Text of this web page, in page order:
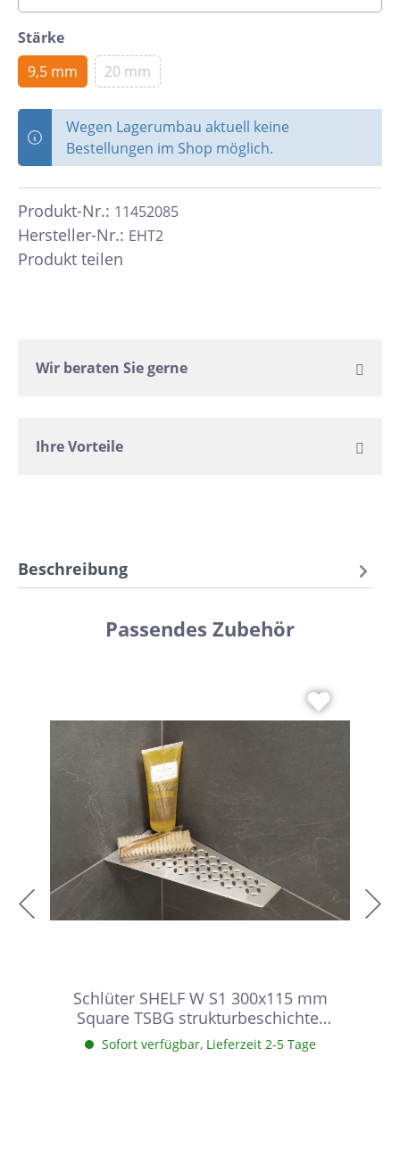
Stärke
9,5 mm
20 mm
Wegen Lagerumbau aktuell keine
Bestellungen im Shop möglich.
Hersteller-Nr.: EHT2
Produkt-Nr.: 11452085
Produkt teilen
Wir beraten Sie gerne
Ihre Vorteile
Beschreibung
Passendes Zubehör
Schlüter SHELF W S1 300x115 mm
Square TSBG strukturbeschichtet
Beigegrau Duschablage
Sofort verfügbar, Lieferzeit 2-5 Tage